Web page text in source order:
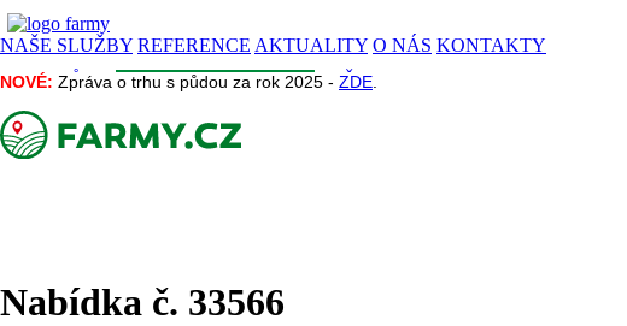
NAŠE SLUŽBY REFERENCE AKTUALITY O NÁS KONTAKTY
NOVÉ: Zpráva o trhu s půdou za rok 2025 - ZDE
CENA PŮDY INZERCEINFORMACENAŠE PROJEKTY
NOVÉ: Zpráva o trhu s půdou za rok 2025 - ZDE
Nabídka č. 33566